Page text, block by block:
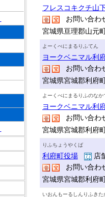
フレスコキクチ山
お問い合わ
宮城県亘理郡山元
よーくべにまるりふてん
ヨークベニマル利
お問い合わ
宮城県宮城郡利府
よーくべにまるりふのなか
ヨークベニマル利
お問い合わ
宮城県宮城郡利府
りふちょうやくば
利府町役場
店
お問い合わ
宮城県宮城郡利府
いおんもーるしんりふきた